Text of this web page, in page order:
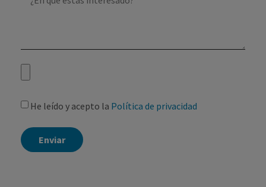
He leído y acepto la Política de privacidad
Enviar